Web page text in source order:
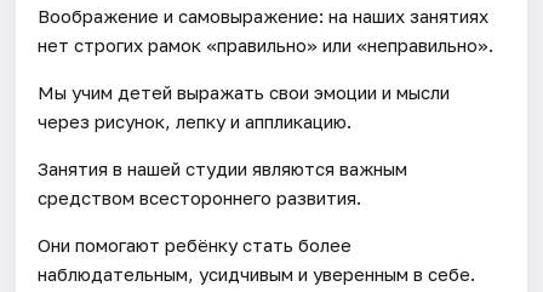
Воображение и самовыражение: на наших занятиях
нет строгих рамок «правильно» или «неправильно».
Мы учим детей выражать свои эмоции и мысли
через рисунок, лепку и аппликацию.
Занятия в нашей студии являются важным
средством всестороннего развития.
Они помогают ребёнку стать более
наблюдательным, усидчивым и уверенным в себе.